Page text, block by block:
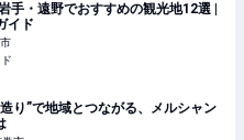
手・遠野でおすすめの観光地12選 |
イド
り”で地域とつながる、メルシャン